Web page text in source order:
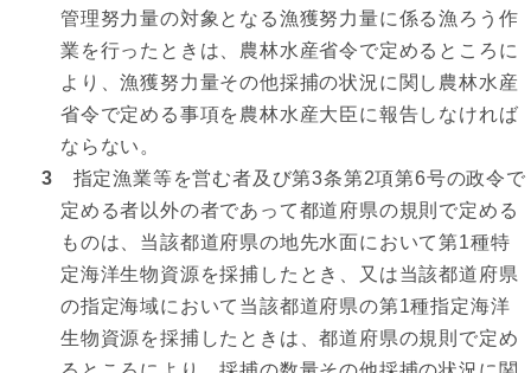
管理努力量の対象となる漁獲努力量に係る漁ろう作
業を行ったときは、農林水産省令で定めるところに
より、漁獲努力量その他採捕の状況に関し農林水産
省令で定める事項を農林水産大臣に報告しなければ
ならない。
3 指定漁業等を営む者及び第3条第2項第6号の政令で
定める者以外の者であって都道府県の規則で定める
ものは、当該都道府県の地先水面において第1種特
定海洋生物資源を採捕したとき、又は当該都道府県
の指定海域において当該都道府県の第1種指定海洋
生物資源を採捕したときは、都道府県の規則で定め